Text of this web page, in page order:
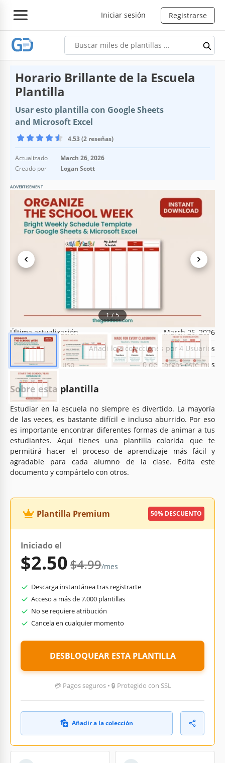
Iniciar sesión Registrarse
Horario Brillante de la Escuela
Plantilla
Usar esto plantilla con Google Sheets
and Microsoft Excel
4.53 (2 reseñas)
Actualizado
March 26, 2026
Creado por
Logan Scott
ADVERTISEMENT
1/5
Especificaciones de la plantilla
Creado
February 3, 2022
Última actualización
March 26, 2026
Comunidad
Añadido a colecciones por 4 Usuarios
Estadísticas de uso
0 descargas este mes
Sobre esta plantilla
Estudiar en la escuela no siempre es divertido. La mayoría
de las veces, es bastante difícil e incluso aburrido. Por eso
es importante encontrar diferentes formas de animar a tus
estudiantes. Aquí tienes una plantilla colorida que te
permitirá hacer el proceso de aprendizaje más fácil y
agradable para cada alumno de la clase. Edita este
documento y compártelo con otros.
Plantilla Premium 50% DESCUENTO
Iniciado el
$2.50$4.99/mes
Descarga instantánea tras registrarte
Acceso a más de 7.000 plantillas
No se requiere atribución
Cancela en cualquier momento
DESBLOQUEAR ESTA PLANTILLA
💳 Pagos seguros • 🔒 Protegido con SSL
Añadir a la colección